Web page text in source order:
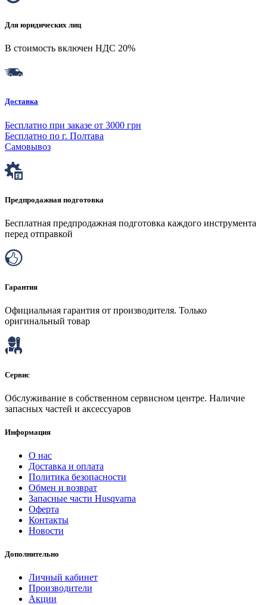
Для юридических лиц
В стоимость включен НДС 20%
Доставка
Бесплатно при заказе от 3000 грн
Бесплатно по г. Полтава
Самовывоз
Предпродажная подготовка
Бесплатная предпродажная подготовка каждого инструмента
перед отправкой
Гарантия
Официальная гарантия от производителя. Только
оригинальный товар
Сервис
Обслуживание в собственном сервисном центре. Наличие
запасных частей и аксессуаров
Информация
О нас
Доставка и оплата
Политика безопасности
Обмен и возврат
Запасные части Husqvarna
Оферта
Контакты
Новости
Дополнительно
Личный кабинет
Производители
Акции